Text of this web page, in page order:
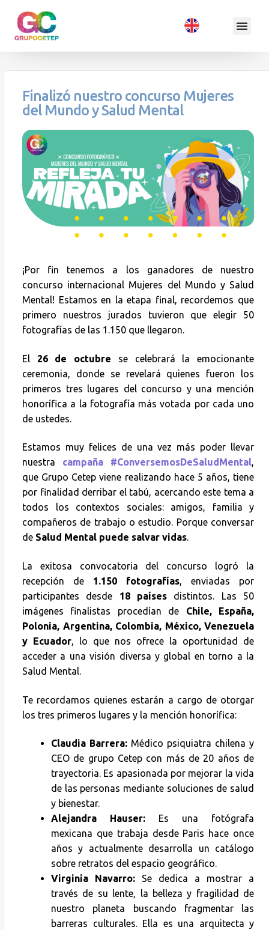
Finalizó nuestro concurso Mujeres
del Mundo y Salud Mental
¡Por fin tenemos a los ganadores de nuestro
concurso internacional Mujeres del Mundo y Salud
Mental! Estamos en la etapa final, recordemos que
primero nuestros jurados tuvieron que elegir 50
fotografías de las 1.150 que llegaron.
El 26 de octubre se celebrará la emocionante
ceremonia, donde se revelará quienes fueron los
primeros tres lugares del concurso y una mención
honorífica a la fotografía más votada por cada uno
de ustedes.
Estamos muy felices de una vez más poder llevar
nuestra campaña #ConversemosDeSaludMental,
que Grupo Cetep viene realizando hace 5 años, tiene
por finalidad derribar el tabú, acercando este tema a
todos los contextos sociales: amigos, familia y
compañeros de trabajo o estudio. Porque conversar
de Salud Mental puede salvar vidas.
La exitosa convocatoria del concurso logró la
recepción de 1.150 fotografías, enviadas por
participantes desde 18 países distintos. Las 50
imágenes finalistas procedían de Chile, España,
Polonia, Argentina, Colombia, México, Venezuela
y Ecuador, lo que nos ofrece la oportunidad de
acceder a una visión diversa y global en torno a la
Salud Mental.
Te recordamos quienes estarán a cargo de otorgar
los tres primeros lugares y la mención honorífica:
Claudia Barrera: Médico psiquiatra chilena y
CEO de grupo Cetep con más de 20 años de
trayectoria. Es apasionada por mejorar la vida
de las personas mediante soluciones de salud
y bienestar.
Alejandra Hauser: Es una fotógrafa
mexicana que trabaja desde Paris hace once
años y actualmente desarrolla un catálogo
sobre retratos del espacio geográfico.
Virginia Navarro: Se dedica a mostrar a
través de su lente, la belleza y fragilidad de
nuestro planeta buscando fragmentar las
barreras culturales. Ella es una arquitecta y